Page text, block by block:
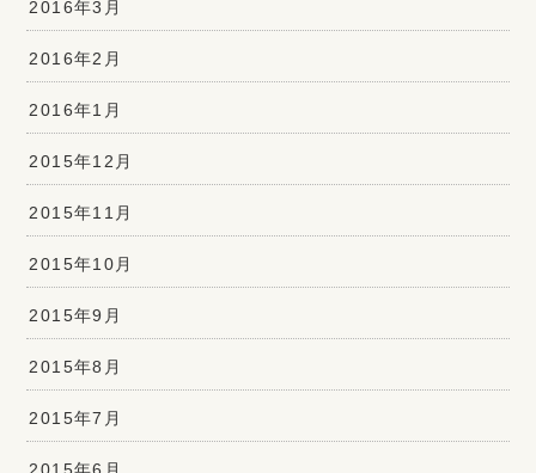
2016年3月
2016年2月
2016年1月
2015年12月
2015年11月
2015年10月
2015年9月
2015年8月
2015年7月